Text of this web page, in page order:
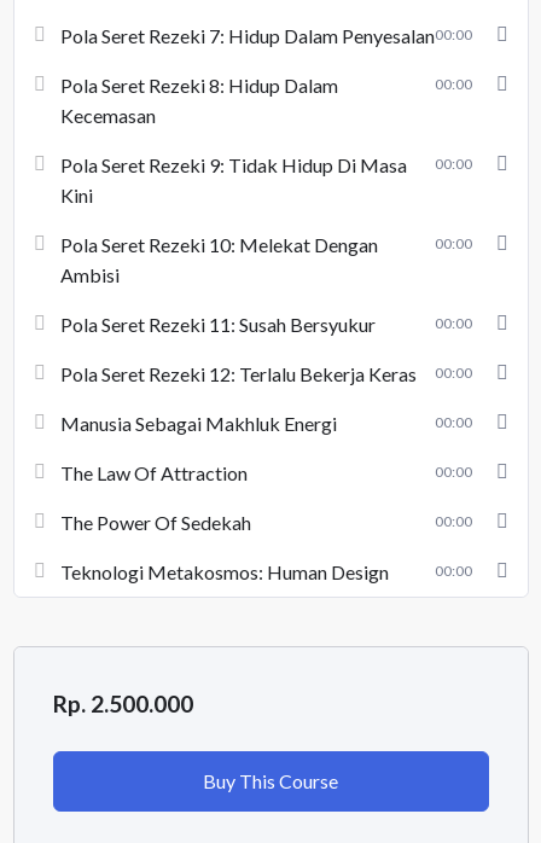
Pola Seret Rezeki 7: Hidup Dalam Penyesalan00:00
Pola Seret Rezeki 8: Hidup Dalam
Kecemasan
00:00
Pola Seret Rezeki 9: Tidak Hidup Di Masa
Kini
00:00
Pola Seret Rezeki 10: Melekat Dengan
Ambisi
00:00
Pola Seret Rezeki 11: Susah Bersyukur 00:00
Pola Seret Rezeki 12: Terlalu Bekerja Keras 00:00
Manusia Sebagai Makhluk Energi 00:00
The Law Of Attraction 00:00
The Power Of Sedekah 00:00
Teknologi Metakosmos: Human Design 00:00
Rp. 2.500.000
Buy This Course